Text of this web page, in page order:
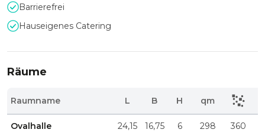
Barrierefrei
Hauseigenes Catering
Räume
Raumname L B H qm
Ovalhalle 24,15 16,75 6 298 360